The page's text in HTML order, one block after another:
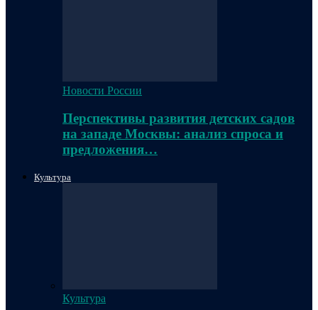
Новости России
Перспективы развития детских садов
на западе Москвы: анализ спроса и
предложения…
Культура
Культура